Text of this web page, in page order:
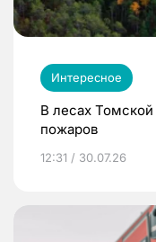
Интересное
В лесах Томской
пожаров
12:31 / 30.07.26